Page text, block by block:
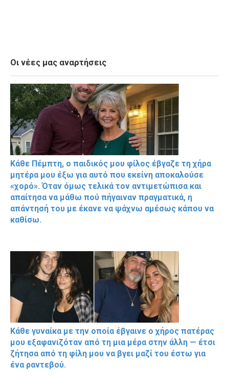
Οι νέες μας αναρτήσεις
Κάθε Πέμπτη, ο παιδικός μου φίλος έβγαζε τη χήρα
μητέρα μου έξω για αυτό που εκείνη αποκαλούσε
«χορό». Όταν όμως τελικά τον αντιμετώπισα και
απαίτησα να μάθω πού πήγαιναν πραγματικά, η
απάντησή του με έκανε να ψάχνω αμέσως κάπου να
καθίσω.
Κάθε γυναίκα με την οποία έβγαινε ο χήρος πατέρας
μου εξαφανιζόταν από τη μια μέρα στην άλλη — έτσι
ζήτησα από τη φίλη μου να βγει μαζί του έστω για
ένα ραντεβού.